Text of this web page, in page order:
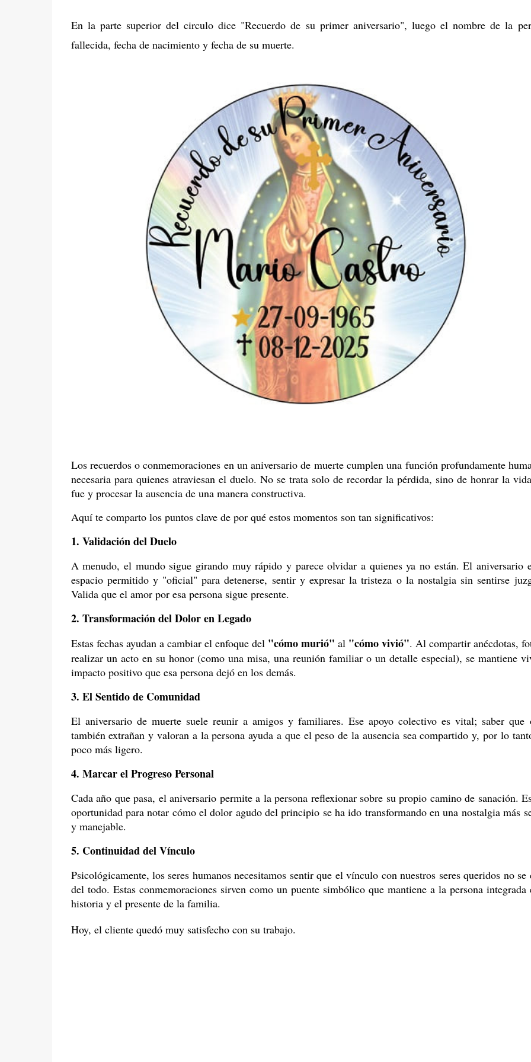
En la parte superior del circulo dice "Recuerdo de su primer aniversario", luego el nombre de la
fallecida, fecha de nacimiento y fecha de su muerte.
Los recuerdos o conmemoraciones en un aniversario de muerte cumplen una función profundamente
necesaria para quienes atraviesan el duelo. No se trata solo de recordar la pérdida, sino de honrar la
fue y procesar la ausencia de una manera constructiva.
Aquí te comparto los puntos clave de por qué estos momentos son tan significativos:
1. Validación del Duelo
A menudo, el mundo sigue girando muy rápido y parece olvidar a quienes ya no están. El aniversario
espacio permitido y "oficial" para detenerse, sentir y expresar la tristeza o la nostalgia sin sentirse
Valida que el amor por esa persona sigue presente.
2. Transformación del Dolor en Legado
Estas fechas ayudan a cambiar el enfoque del "cómo murió" al "cómo vivió". Al compartir anécdotas,
realizar un acto en su honor (como una misa, una reunión familiar o un detalle especial), se mantiene
impacto positivo que esa persona dejó en los demás.
3. El Sentido de Comunidad
El aniversario de muerte suele reunir a amigos y familiares. Ese apoyo colectivo es vital; saber que
también extrañan y valoran a la persona ayuda a que el peso de la ausencia sea compartido y, por lo
poco más ligero.
4. Marcar el Progreso Personal
Cada año que pasa, el aniversario permite a la persona reflexionar sobre su propio camino de sanación.
oportunidad para notar cómo el dolor agudo del principio se ha ido transformando en una nostalgia más
y manejable.
5. Continuidad del Vínculo
Psicológicamente, los seres humanos necesitamos sentir que el vínculo con nuestros seres queridos no se
del todo. Estas conmemoraciones sirven como un puente simbólico que mantiene a la persona integrada
historia y el presente de la familia.
Hoy, el cliente quedó muy satisfecho con su trabajo.